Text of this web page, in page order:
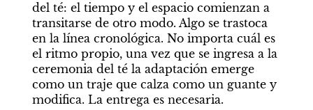
del té: el tiempo y el espacio comienzan a
transitarse de otro modo. Algo se trastoca
en la línea cronológica. No importa cuál es
el ritmo propio, una vez que se ingresa a la
ceremonia del té la adaptación emerge
como un traje que calza como un guante y
modifica. La entrega es necesaria.